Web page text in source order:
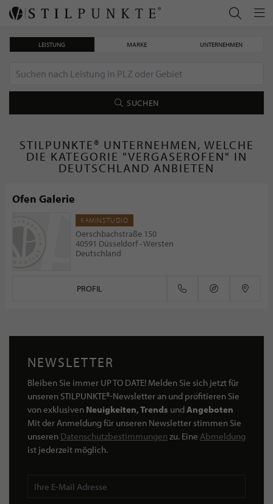
LEISTUNG MARKE UNTERNEHMEN
SUCHEN
STILPUNKTE® UNTERNEHMEN, WELCHE
DIE KATEGORIE "VERGASEROFEN" IN
DEUTSCHLAND ANBIETEN
Ofen Galerie
KAMINSTUDIO
Oerschbachstraße 150
40591 Düsseldorf - Wersten
Deutschland
PROFIL
NEWSLETTER
Bleiben Sie immer UP TO DATE! Melden Sie sich jetzt für
unseren STILPUNKTE®-Newsletter an und profitieren Sie
von exklusiven Neuigkeiten, Trends undAngeboten
Mit der Anmeldung für unseren Newsletter stimmen Sie
unseren Datenschutzbestimmungen zu. Eine Abmeldung
ist jederzeit möglich.